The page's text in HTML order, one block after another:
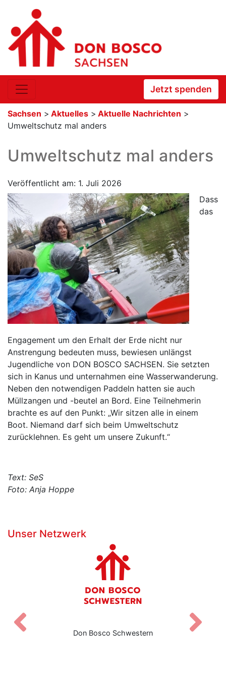
Jetzt spenden
Sachsen > Aktuelles > Aktuelle Nachrichten >
Umweltschutz mal anders
Umweltschutz mal anders
Veröffentlicht am: 1. Juli 2026
Dass
das
Engagement um den Erhalt der Erde nicht nur
Anstrengung bedeuten muss, bewiesen unlängst
Jugendliche von DON BOSCO SACHSEN. Sie setzten
sich in Kanus und unternahmen eine Wasserwanderung.
Neben den notwendigen Paddeln hatten sie auch
Müllzangen und -beutel an Bord. Eine Teilnehmerin
brachte es auf den Punkt: „Wir sitzen alle in einem
Boot. Niemand darf sich beim Umweltschutz
zurücklehnen. Es geht um unsere Zukunft.“
Text: SeS
Foto: Anja Hoppe
Unser Netzwerk
Don Bosco Schwestern
Zurück